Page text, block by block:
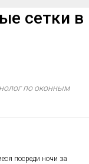
сетки в
по оконным
посреди ночи за